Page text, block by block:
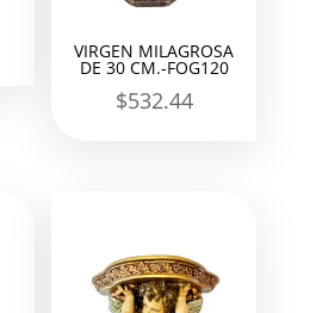
VIRGEN MILAGROSA
DE 30 CM.-FOG120
$532.44